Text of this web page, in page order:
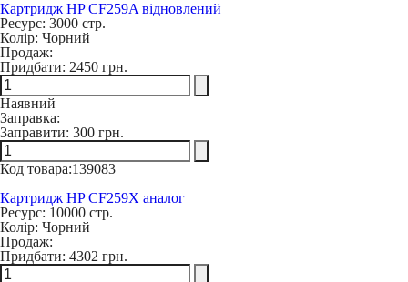
Картридж HP CF259A відновлений
Ресурс: 3000 стр.
Колір: Чорний
Продаж:
Придбати: 2450 грн.
Наявний
Заправка:
Заправити: 300 грн.
Код товара:139083
Картридж HP CF259X аналог
Ресурс: 10000 стр.
Колір: Чорний
Продаж:
Придбати: 4302 грн.